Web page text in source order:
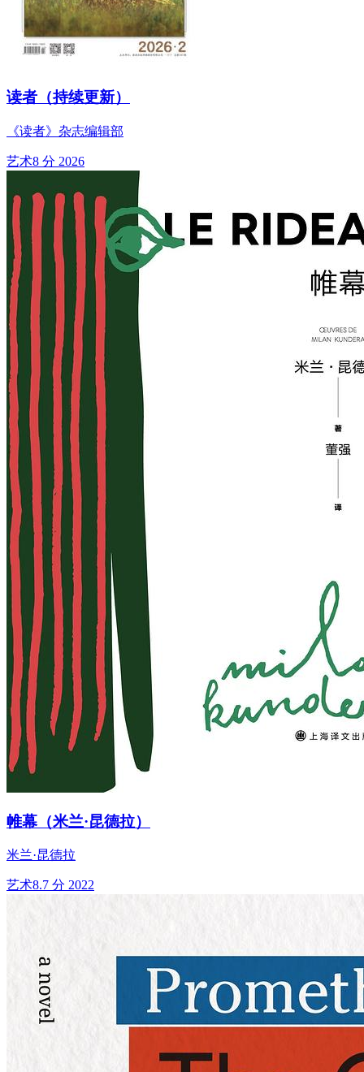
读者（持续更新）
《读者》杂志编辑部
艺术8 分 2026
帷幕（米兰·昆德拉）
米兰·昆德拉
艺术8.7 分 2022